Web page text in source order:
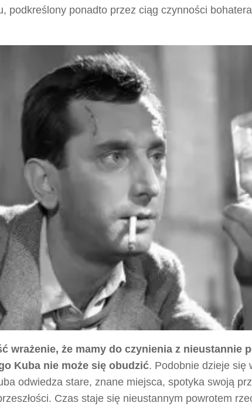
podkreślony ponadto przez ciąg czynności
wrażenie, że mamy do czynienia z nieustannie
Kuba nie może się obudzić. Podobnie dzieje się
odwiedza stare, znane miejsca, spotyka swoją
Czas staje się nieustannym powrotem